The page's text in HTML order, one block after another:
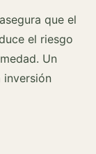
que el
el riesgo
Un
inversión